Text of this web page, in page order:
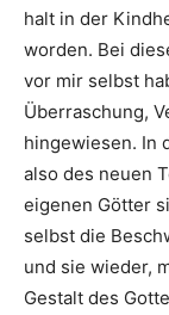
halt in der
worden. Bei
vor mir selbst
Überraschung,
hingewiesen. In
also des neuen
eigenen Götter
selbst die
und sie wieder,
Gestalt des